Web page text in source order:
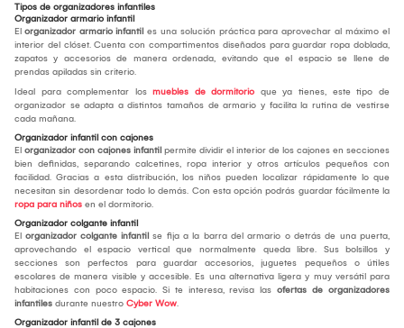
Tipos de organizadores infantiles
Organizador armario infantil
El organizador armario infantil es una solución práctica para aprovechar al máximo el
interior del clóset. Cuenta con compartimentos diseñados para guardar ropa doblada,
zapatos y accesorios de manera ordenada, evitando que el espacio se llene de
prendas apiladas sin criterio.
Ideal para complementar los muebles de dormitorio que ya tienes, este tipo de
organizador se adapta a distintos tamaños de armario y facilita la rutina de vestirse
cada mañana.
Organizador infantil con cajones
El organizador con cajones infantil permite dividir el interior de los cajones en secciones
bien definidas, separando calcetines, ropa interior y otros artículos pequeños con
facilidad. Gracias a esta distribución, los niños pueden localizar rápidamente lo que
necesitan sin desordenar todo lo demás. Con esta opción podrás guardar fácilmente la
ropa para niños en el dormitorio.
Organizador colgante infantil
El organizador colgante infantil se fija a la barra del armario o detrás de una puerta,
aprovechando el espacio vertical que normalmente queda libre. Sus bolsillos y
secciones son perfectos para guardar accesorios, juguetes pequeños o útiles
escolares de manera visible y accesible. Es una alternativa ligera y muy versátil para
habitaciones con poco espacio. Si te interesa, revisa las ofertas de organizadores
infantiles durante nuestro Cyber Wow.
Organizador infantil de 3 cajones